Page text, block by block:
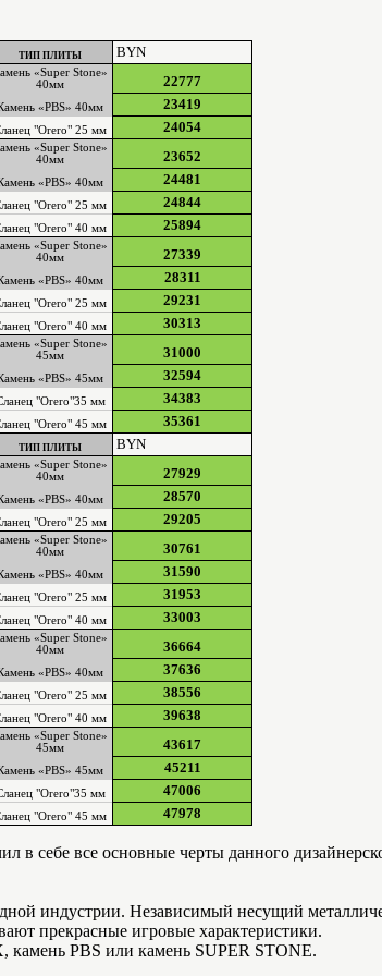
ТИП ПЛИТЫ BYN
«Super Stonе»
40мм
22777
«PBS» 40мм 23419
"Orero" 25 мм 24054
«Super Stonе»
40мм
23652
«PBS» 40мм 24481
"Orero" 25 мм 24844
"Orero" 40 мм 25894
«Super Stonе»
40мм
27339
«PBS» 40мм 28311
"Orero" 25 мм 29231
"Orero" 40 мм 30313
«Super Stonе»
45мм
31000
«PBS» 45мм 32594
"Orero"35 мм 34383
"Orero" 45 мм 35361
ТИП ПЛИТЫ BYN
«Super Stonе»
40мм
27929
«PBS» 40мм 28570
"Orero" 25 мм 29205
«Super Stonе»
40мм
30761
«PBS» 40мм 31590
"Orero" 25 мм 31953
"Orero" 40 мм 33003
«Super Stonе»
40мм
36664
«PBS» 40мм 37636
"Orero" 25 мм 38556
"Orero" 40 мм 39638
«Super Stonе»
45мм
43617
«PBS» 45мм 45211
"Orero"35 мм 47006
"Orero" 45 мм 47978
себе все основные черты данного
индустрии. Независимый несущий
прекрасные игровые характеристики.
PBS или камень SUPER STONE.